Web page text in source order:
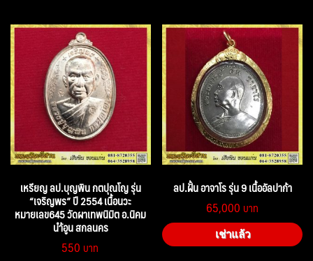
เหรียญ ลป.บุญพิน กตปุณโญ รุ่น
“เจริญพร” ปี 2554 เนื้อนวะ
หมายเลข645 วัดผาเทพนิมิต อ.นิคม
นำ้อูน สกลนคร
550
ลป.ฝั้น อาจาโร รุ่น 9 เนื้ออัลปาก้า
65,000
เช่าแล้ว